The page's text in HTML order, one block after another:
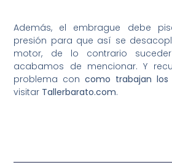
Además, el embrague debe
presión para que así se
motor, de lo contrario
acabamos de mencionar. Y
problema concomo trabajan los
visitar Tallerbarato.com.